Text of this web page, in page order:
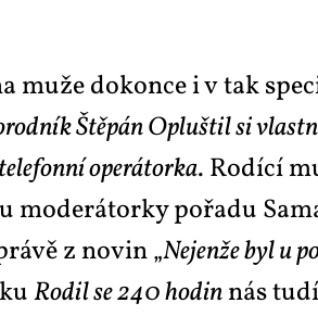
do­kon­ce i v tak
Ště­pán Opluš­til si
ope­rá­tor­ka. Ro­dí­cí
mo­de­rá­tor­ky po­řa­du
z no­vin „Nejen­že byl u
Ro­dil se 240 ho­dinnás